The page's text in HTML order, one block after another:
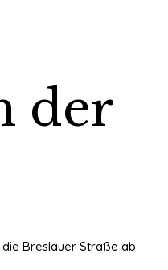
der
die Breslauer Straße ab